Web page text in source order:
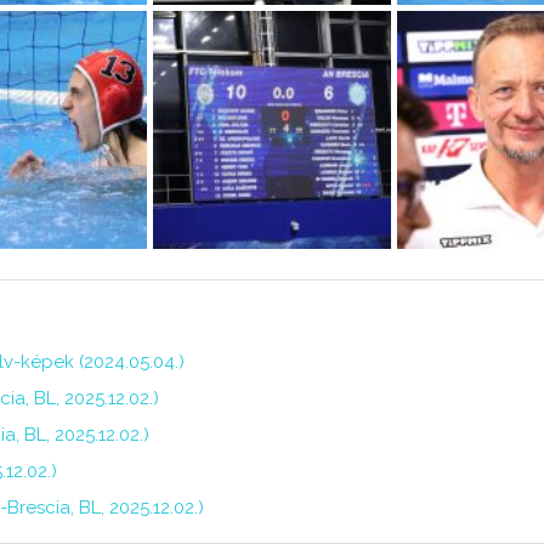
képek (2024.05.04.)
BL, 2025.12.02.)
BL, 2025.12.02.)
BL, 2025.12.02.)